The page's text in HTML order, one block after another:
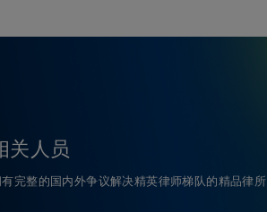
关人员
有完整的国内外争议解决精英律师梯队的精品律所